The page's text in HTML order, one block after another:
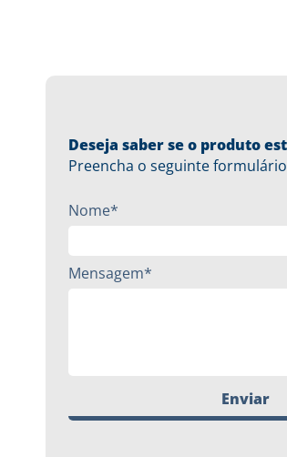
Deseja saber se o produto
Preencha o seguinte
Nome*
Mensagem*
Enviar